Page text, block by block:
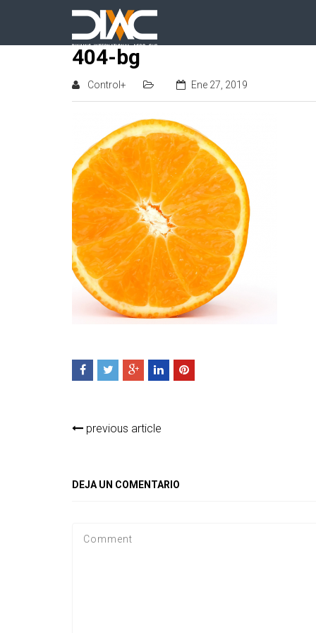
404-bg
Control+ Ene 27, 2019
previous article
DEJA UN COMENTARIO